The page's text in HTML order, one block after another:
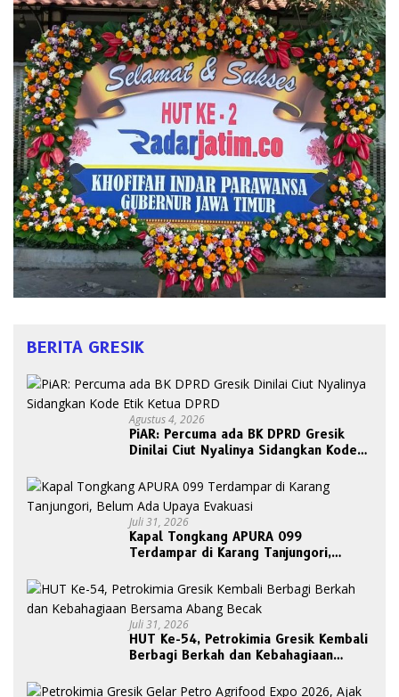
BERITA GRESIK
Agustus 4, 2026
PiAR: Percuma ada BK DPRD Gresik
Dinilai Ciut Nyalinya Sidangkan Kode
Juli 31, 2026
Kapal Tongkang APURA 099
Terdampar di Karang Tanjungori,
Juli 31, 2026
HUT Ke-54, Petrokimia Gresik Kembali
Berbagi Berkah dan Kebahagiaan